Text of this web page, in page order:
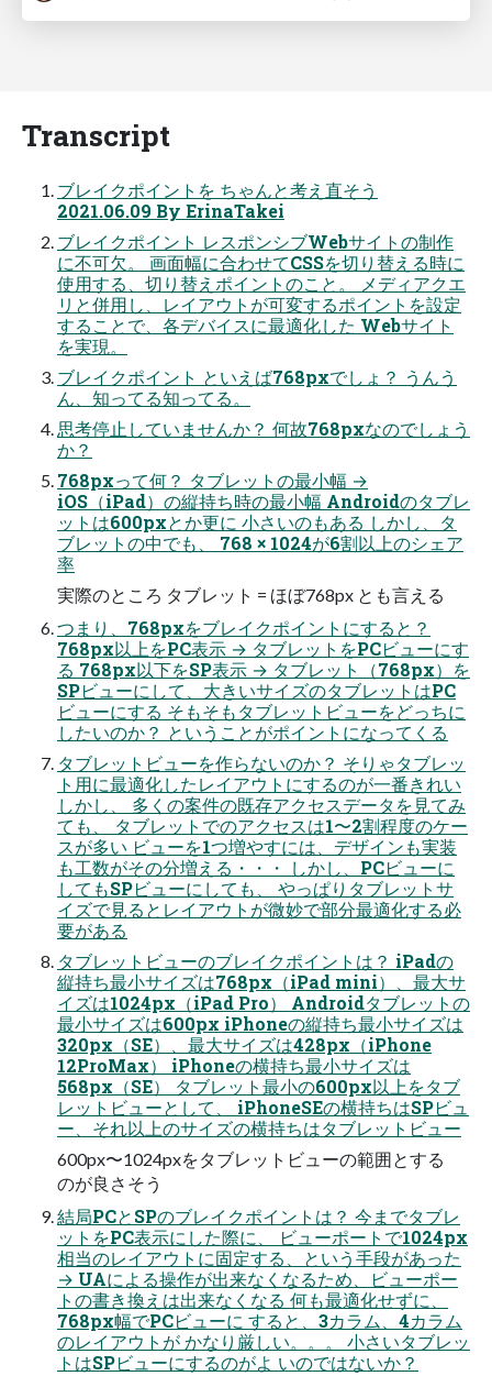
Transcript
ブレイクポイントを ちゃんと考え直そう
2021.06.09 By ErinaTakei
ブレイクポイント レスポンシブWebサイトの制作
に不可欠。 画面幅に合わせてCSSを切り替える時に
使用する、切り替えポイントのこと。 メディアクエ
リと併用し、レイアウトが可変するポイントを設定
することで、各デバイスに最適化した Webサイト
を実現。
ブレイクポイント といえば768pxでしょ？ うんう
ん、知ってる知ってる。
思考停止していませんか？ 何故768pxなのでしょう
か？
768pxって何？ タブレットの最小幅 →
iOS（iPad）の縦持ち時の最小幅 Androidのタブレ
ットは600pxとか更に 小さいのもある しかし、タ
ブレットの中でも、 768 × 1024が6割以上のシェア
率
実際のところ タブレット = ほぼ768px とも言える
つまり、768pxをブレイクポイントにすると？
768px以上をPC表示 → タブレットをPCビューにす
る 768px以下をSP表示 → タブレット（768px）を
SPビューにして、大きいサイズのタブレットはPC
ビューにする そもそもタブレットビューをどっちに
したいのか？ ということがポイントになってくる
タブレットビューを作らないのか？ そりゃタブレッ
ト用に最適化したレイアウトにするのが一番きれい
しかし、 多くの案件の既存アクセスデータを見てみ
ても、 タブレットでのアクセスは1〜2割程度のケー
スが多い ビューを1つ増やすには、デザインも実装
も工数がその分増える・・・ しかし、PCビューに
してもSPビューにしても、 やっぱりタブレットサ
イズで見るとレイアウトが微妙で部分最適化する必
要がある
タブレットビューのブレイクポイントは？ iPadの
縦持ち最小サイズは768px（iPad mini）、最大サ
イズは1024px（iPad Pro） Androidタブレットの
最小サイズは600px iPhoneの縦持ち最小サイズは
320px（SE）、最大サイズは428px（iPhone
12ProMax） iPhoneの横持ち最小サイズは
568px（SE） タブレット最小の600px以上をタブ
レットビューとして、 iPhoneSEの横持ちはSPビュ
ー、それ以上のサイズの横持ちはタブレットビュー
600px〜1024pxをタブレットビューの範囲とする
のが良さそう
結局PCとSPのブレイクポイントは？ 今までタブレ
ットをPC表示にした際に、 ビューポートで1024px
相当のレイアウトに固定する、という手段があった
→ UAによる操作が出来なくなるため、ビューポー
トの書き換えは出来なくなる 何も最適化せずに、
768px幅でPCビューに すると、3カラム、4カラム
のレイアウトが かなり厳しい。。。 小さいタブレッ
トはSPビューにするのがよ いのではないか？